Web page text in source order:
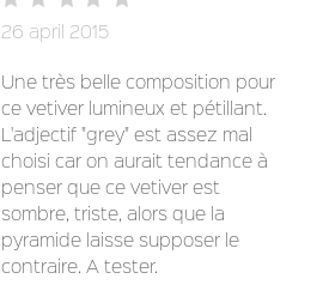
26 april 2015
Une très belle composition pour
ce vetiver lumineux et pétillant.
L'adjectif "grey" est assez mal
choisi car on aurait tendance à
penser que ce vetiver est
sombre, triste, alors que la
pyramide laisse supposer le
contraire. A tester.